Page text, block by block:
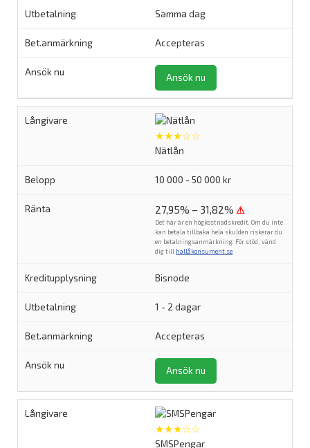
Samma dag
Accepteras
Ansök nu
★★★☆☆
Nätlån
10 000 - 50 000 kr
27,95% – 31,82% ⚠
Det här är en högkostnadskredit. Om du inte
kan betala tillbaka hela skulden riskerar du
en betalningsanmärkning. För stöd, vänd
dig till hallåkonsument.se
Bisnode
1 - 2 dagar
Accepteras
Ansök nu
★★★☆☆
SMSPengar